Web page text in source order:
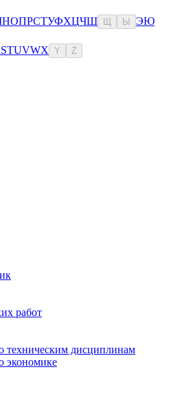
НОПРСТУФХЦЧШ Ы ЭЮ
STUVWX Y Z
работ
техническим дисциплинам
экономике